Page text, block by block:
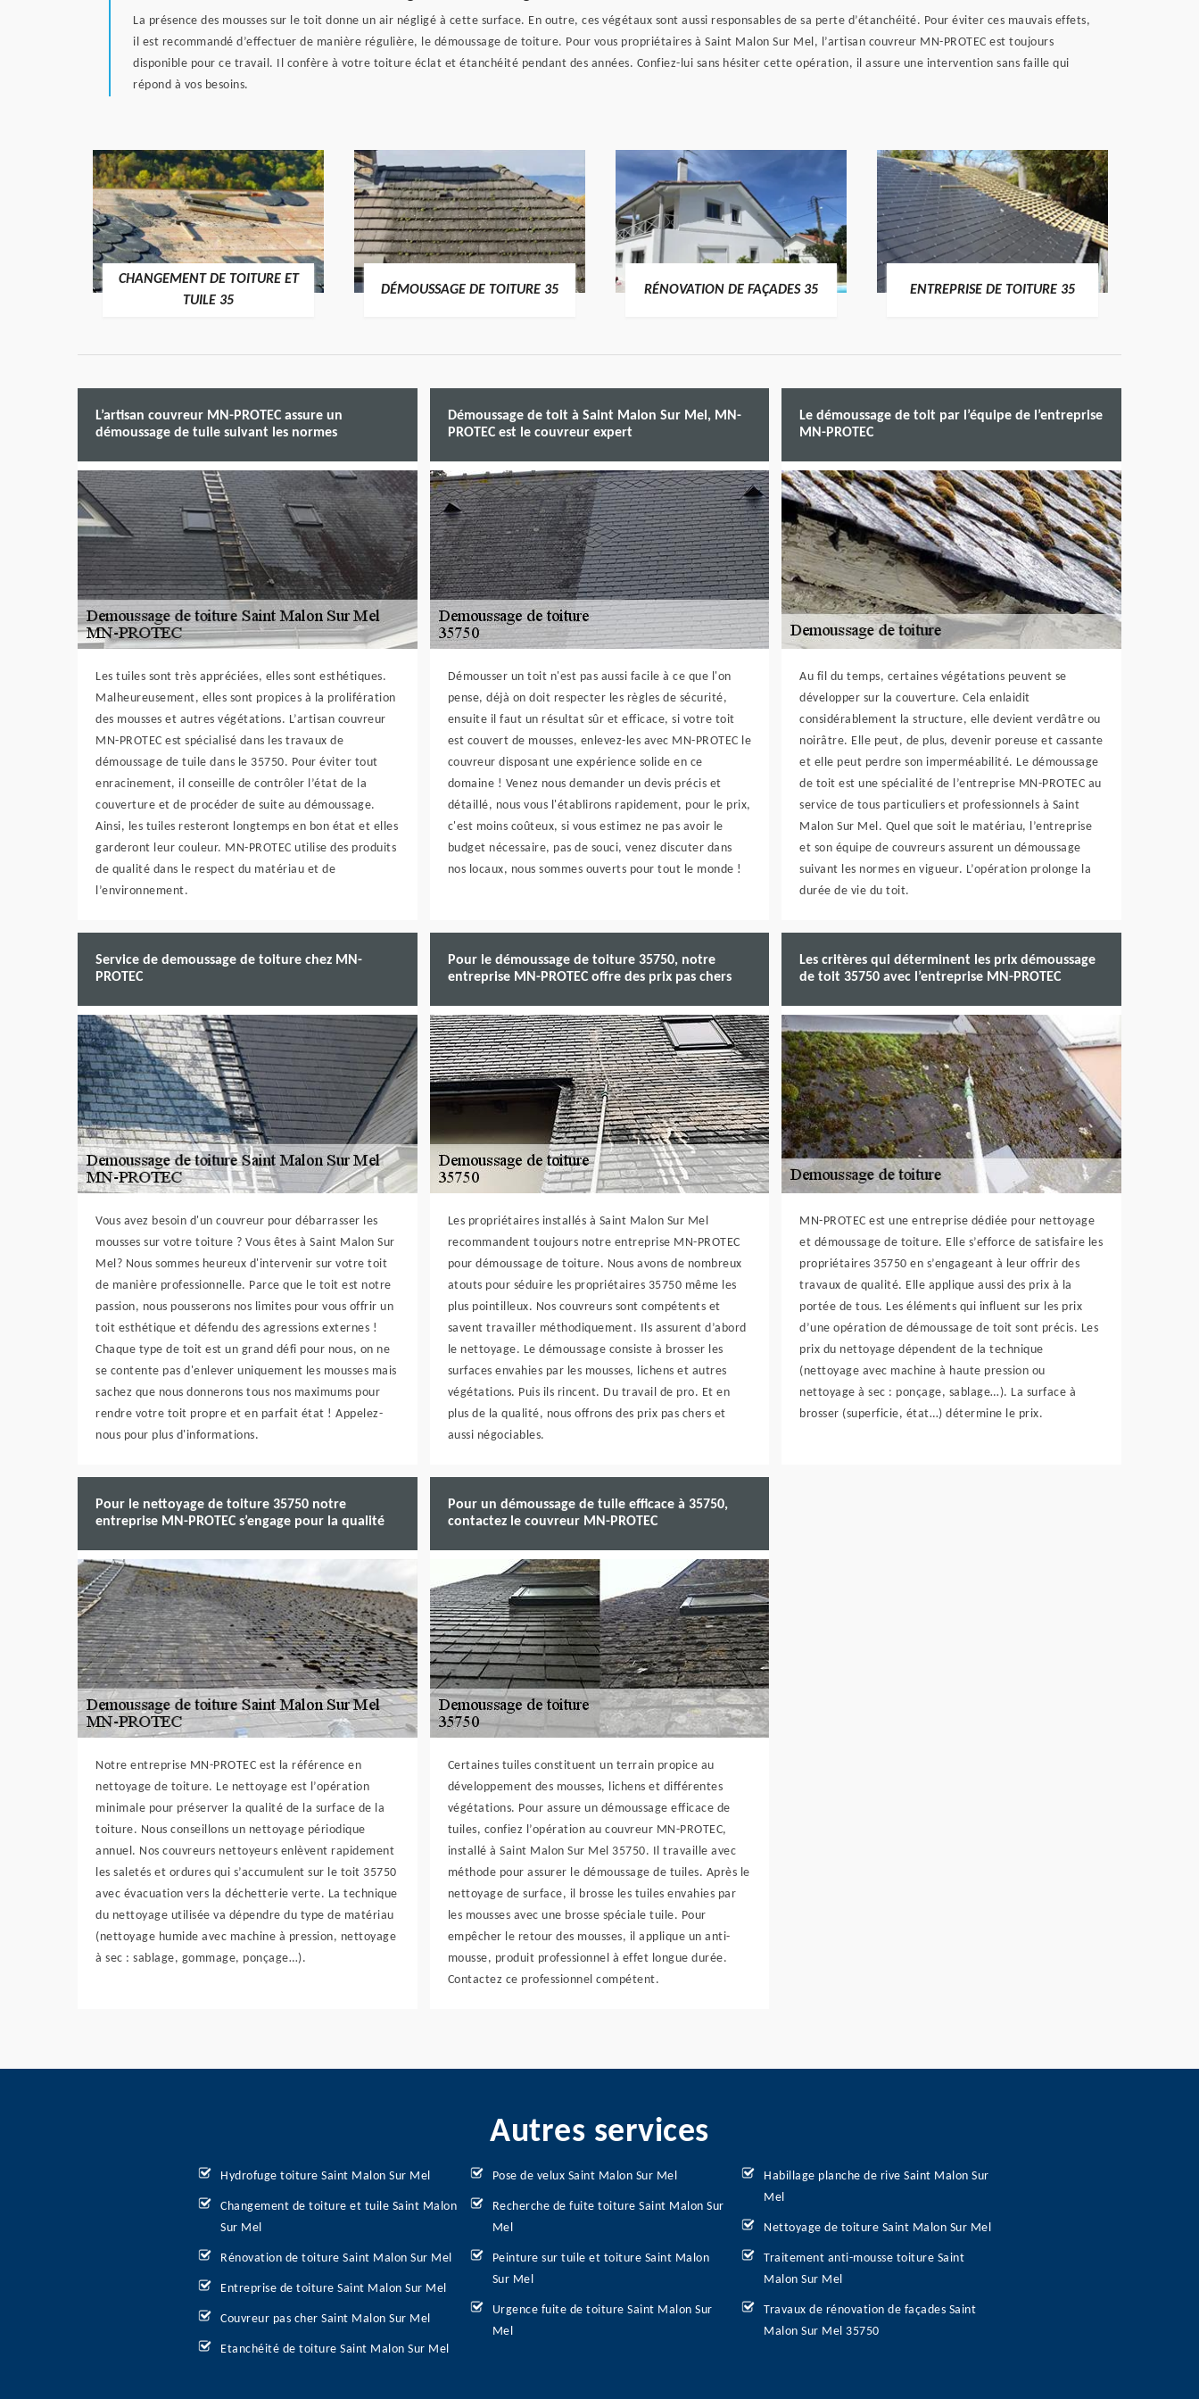
La présence des mousses sur le toit donne un air négligé à cette surface. En outre, ces végétaux sont aussi responsables de sa perte d’étanchéité. Pour éviter ces mauvais effets,
il est recommandé d’effectuer de manière régulière, le démoussage de toiture. Pour vous propriétaires à Saint Malon Sur Mel, l’artisan couvreur MN-PROTEC est toujours
disponible pour ce travail. Il confère à votre toiture éclat et étanchéité pendant des années. Confiez-lui sans hésiter cette opération, il assure une intervention sans faille qui
répond à vos besoins.
CHANGEMENT DE TOITURE ET
TUILE 35
DÉMOUSSAGE DE TOITURE 35 RÉNOVATION DE FAÇADES 35 ENTREPRISE DE TOITURE 35
L’artisan couvreur MN-PROTEC assure un
démoussage de tuile suivant les normes
Les tuiles sont très appréciées, elles sont esthétiques.
Malheureusement, elles sont propices à la prolifération
des mousses et autres végétations. L’artisan couvreur
MN-PROTEC est spécialisé dans les travaux de
démoussage de tuile dans le 35750. Pour éviter tout
enracinement, il conseille de contrôler l’état de la
couverture et de procéder de suite au démoussage.
Ainsi, les tuiles resteront longtemps en bon état et elles
garderont leur couleur. MN-PROTEC utilise des produits
de qualité dans le respect du matériau et de
l’environnement.
Démoussage de toit à Saint Malon Sur Mel, MN-
PROTEC est le couvreur expert
Démousser un toit n'est pas aussi facile à ce que l'on
pense, déjà on doit respecter les règles de sécurité,
ensuite il faut un résultat sûr et efficace, si votre toit
est couvert de mousses, enlevez-les avec MN-PROTEC le
couvreur disposant une expérience solide en ce
domaine ! Venez nous demander un devis précis et
détaillé, nous vous l'établirons rapidement, pour le prix,
c'est moins coûteux, si vous estimez ne pas avoir le
budget nécessaire, pas de souci, venez discuter dans
nos locaux, nous sommes ouverts pour tout le monde !
Le démoussage de toit par l’équipe de l’entreprise
MN-PROTEC
Au fil du temps, certaines végétations peuvent se
développer sur la couverture. Cela enlaidit
considérablement la structure, elle devient verdâtre ou
noirâtre. Elle peut, de plus, devenir poreuse et cassante
et elle peut perdre son imperméabilité. Le démoussage
de toit est une spécialité de l’entreprise MN-PROTEC au
service de tous particuliers et professionnels à Saint
Malon Sur Mel. Quel que soit le matériau, l’entreprise
et son équipe de couvreurs assurent un démoussage
suivant les normes en vigueur. L’opération prolonge la
durée de vie du toit.
Service de demoussage de toiture chez MN-
PROTEC
Vous avez besoin d'un couvreur pour débarrasser les
mousses sur votre toiture ? Vous êtes à Saint Malon Sur
Mel? Nous sommes heureux d'intervenir sur votre toit
de manière professionnelle. Parce que le toit est notre
passion, nous pousserons nos limites pour vous offrir un
toit esthétique et défendu des agressions externes !
Chaque type de toit est un grand défi pour nous, on ne
se contente pas d'enlever uniquement les mousses mais
sachez que nous donnerons tous nos maximums pour
rendre votre toit propre et en parfait état ! Appelez-
nous pour plus d'informations.
Pour le démoussage de toiture 35750, notre
entreprise MN-PROTEC offre des prix pas chers
Les propriétaires installés à Saint Malon Sur Mel
recommandent toujours notre entreprise MN-PROTEC
pour démoussage de toiture. Nous avons de nombreux
atouts pour séduire les propriétaires 35750 même les
plus pointilleux. Nos couvreurs sont compétents et
savent travailler méthodiquement. Ils assurent d’abord
le nettoyage. Le démoussage consiste à brosser les
surfaces envahies par les mousses, lichens et autres
végétations. Puis ils rincent. Du travail de pro. Et en
plus de la qualité, nous offrons des prix pas chers et
aussi négociables.
Les critères qui déterminent les prix démoussage
de toit 35750 avec l’entreprise MN-PROTEC
MN-PROTEC est une entreprise dédiée pour nettoyage
et démoussage de toiture. Elle s’efforce de satisfaire les
propriétaires 35750 en s’engageant à leur offrir des
travaux de qualité. Elle applique aussi des prix à la
portée de tous. Les éléments qui influent sur les prix
d’une opération de démoussage de toit sont précis. Les
prix du nettoyage dépendent de la technique
(nettoyage avec machine à haute pression ou
nettoyage à sec : ponçage, sablage…). La surface à
brosser (superficie, état…) détermine le prix.
Pour le nettoyage de toiture 35750 notre
entreprise MN-PROTEC s’engage pour la qualité
Notre entreprise MN-PROTEC est la référence en
nettoyage de toiture. Le nettoyage est l’opération
minimale pour préserver la qualité de la surface de la
toiture. Nous conseillons un nettoyage périodique
annuel. Nos couvreurs nettoyeurs enlèvent rapidement
les saletés et ordures qui s’accumulent sur le toit 35750
avec évacuation vers la déchetterie verte. La technique
du nettoyage utilisée va dépendre du type de matériau
(nettoyage humide avec machine à pression, nettoyage
à sec : sablage, gommage, ponçage…).
Pour un démoussage de tuile efficace à 35750,
contactez le couvreur MN-PROTEC
Certaines tuiles constituent un terrain propice au
développement des mousses, lichens et différentes
végétations. Pour assure un démoussage efficace de
tuiles, confiez l’opération au couvreur MN-PROTEC,
installé à Saint Malon Sur Mel 35750. Il travaille avec
méthode pour assurer le démoussage de tuiles. Après le
nettoyage de surface, il brosse les tuiles envahies par
les mousses avec une brosse spéciale tuile. Pour
empêcher le retour des mousses, il applique un anti-
mousse, produit professionnel à effet longue durée.
Contactez ce professionnel compétent.
Autres services
Hydrofuge toiture Saint Malon Sur Mel
Changement de toiture et tuile Saint Malon
Sur Mel
Rénovation de toiture Saint Malon Sur Mel
Entreprise de toiture Saint Malon Sur Mel
Couvreur pas cher Saint Malon Sur Mel
Etanchéité de toiture Saint Malon Sur Mel
Pose de velux Saint Malon Sur Mel
Recherche de fuite toiture Saint Malon Sur
Mel
Peinture sur tuile et toiture Saint Malon
Sur Mel
Urgence fuite de toiture Saint Malon Sur
Mel
Habillage planche de rive Saint Malon Sur
Mel
Nettoyage de toiture Saint Malon Sur Mel
Traitement anti-mousse toiture Saint
Malon Sur Mel
Travaux de rénovation de façades Saint
Malon Sur Mel 35750